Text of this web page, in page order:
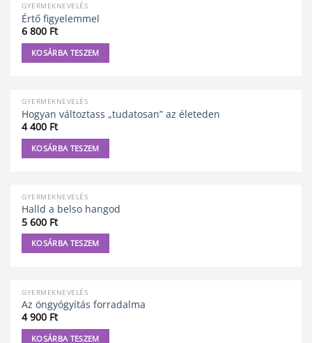
GYERMEKNEVELÉS
Értő figyelemmel
6 800 Ft
KOSÁRBA TESZEM
GYERMEKNEVELÉS
Hogyan változtass „tudatosan” az életeden
4 400 Ft
KOSÁRBA TESZEM
GYERMEKNEVELÉS
Halld a belso hangod
5 600 Ft
KOSÁRBA TESZEM
GYERMEKNEVELÉS
Az öngyógyítás forradalma
4 900 Ft
KOSÁRBA TESZEM